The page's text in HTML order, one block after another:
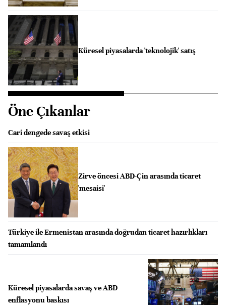
Küresel piyasalarda 'teknolojik' satış
Öne Çıkanlar
Cari dengede savaş etkisi
Zirve öncesi ABD-Çin arasında ticaret
'mesaisi'
Türkiye ile Ermenistan arasında doğrudan ticaret hazırlıkları
tamamlandı
Küresel piyasalarda savaş ve ABD
enflasyonu baskısı